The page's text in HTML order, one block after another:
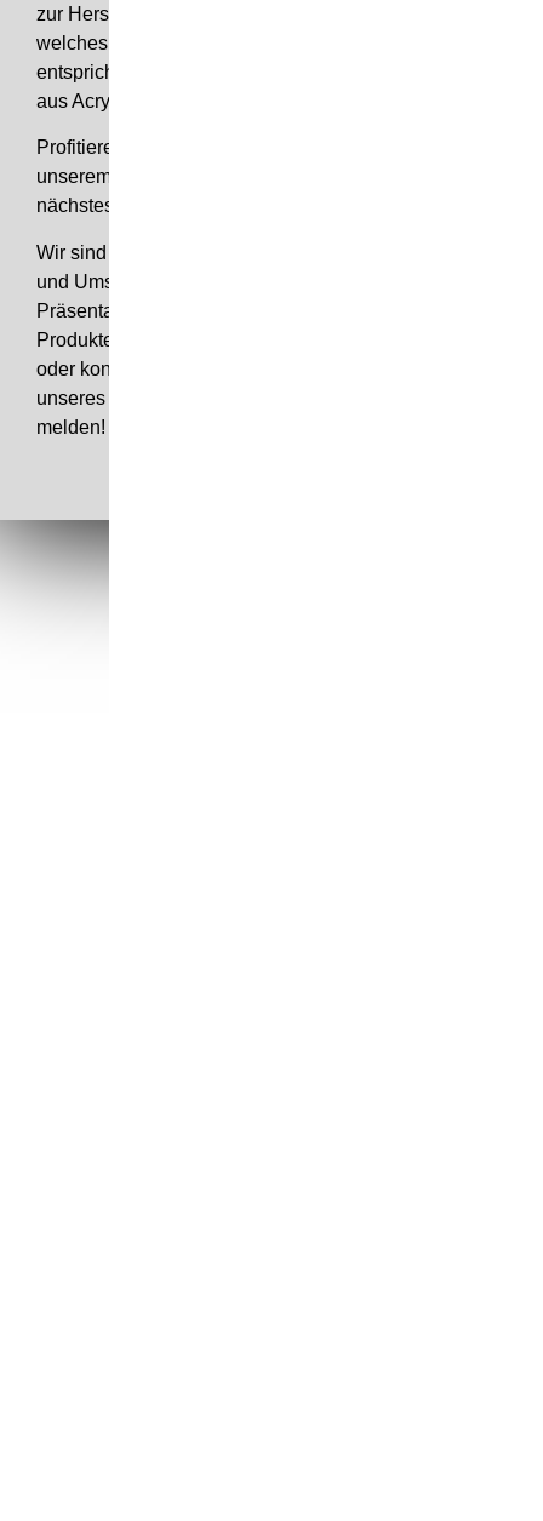
zur Herstellung eines individuellen
welches den Anforderungen ihres Produktes
entspricht. Wir produzieren unter anderem Displays
aus Acryl. Holz, Aluminium und Kunststoff.
Profitieren Sie von unserer 40-jährigen Erfahrung und
unserem Know-how und entwickeln Sie ihr
nächstes
Wir sind Ihr kompetenter Partner in der Entwicklung
und Umsetzung von individuellen Verkaufs- und
Präsentationsdisplays. Sie haben Fragen zu unseren
Produkten und Leistungen? Dann rufen Sie uns an
oder kontaktieren Sie uns per Email – ein Mitarbeiter
unseres Teams wird sich dann umgehend bei Ihnen
melden!